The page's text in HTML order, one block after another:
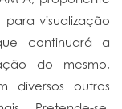
visualização
continuará a
do mesmo,
diversos outros